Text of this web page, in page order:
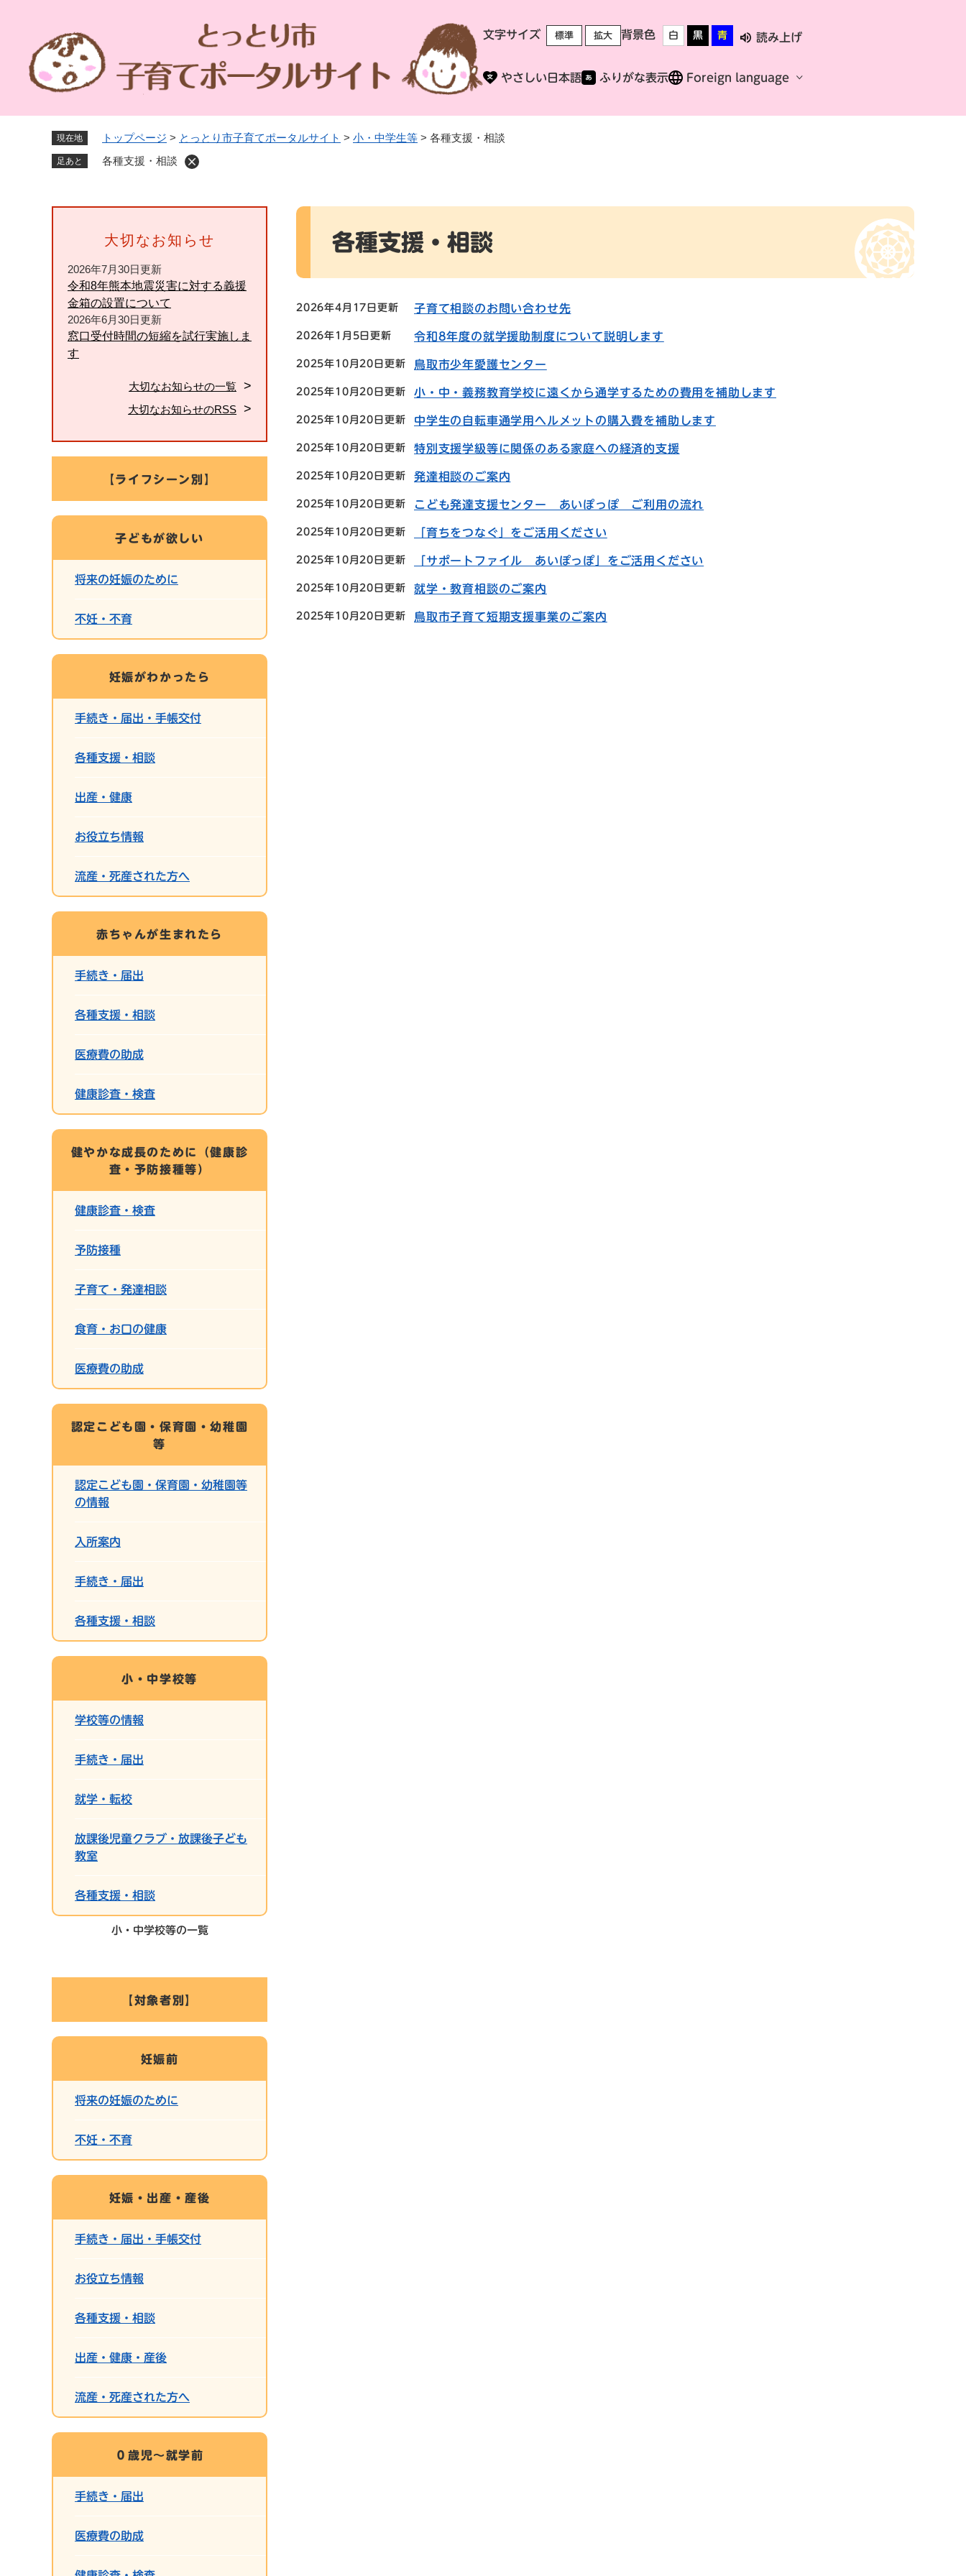
文字サイズ 標準 拡大 背景色 白 黒 青 読み上げ
やさしい日本語 ふりがな表示 Foreign language
現在地 トップページ > とっとり市子育てポータルサイト > 小・中学生等 > 各種支援・相談
足あと 各種支援・相談
本
各種支援・相談
2026年4月17日更新 子育て相談のお問い合わせ先
2026年1月5日更新 令和8年度の就学援助制度について説明します
2025年10月20日更新 鳥取市少年愛護センター
2025年10月20日更新 小・中・義務教育学校に遠くから通学するための費用を補助します
2025年10月20日更新 中学生の自転車通学用ヘルメットの購入費を補助します
2025年10月20日更新 特別支援学級等に関係のある家庭への経済的支援
2025年10月20日更新 発達相談のご案内
2025年10月20日更新 こども発達支援センター あいぽっぽ ご利用の流れ
2025年10月20日更新 「育ちをつなぐ」をご活用ください
2025年10月20日更新 「サポートファイル あいぽっぽ」をご活用ください
2025年10月20日更新 就学・教育相談のご案内
2025年10月20日更新 鳥取市子育て短期支援事業のご案内
大切なお知らせ
2026年7月30日更新
令和8年熊本地震災害に対する義援
金箱の設置について
2026年6月30日更新
窓口受付時間の短縮を試行実施しま
す
大切なお知らせの一覧
大切なお知らせのRSS
【ライフシーン別】
子どもが欲しい
将来の妊娠のために
不妊・不育
妊娠がわかったら
手続き・届出・手帳交付
各種支援・相談
出産・健康
お役立ち情報
流産・死産された方へ
赤ちゃんが生まれたら
手続き・届出
各種支援・相談
医療費の助成
健康診査・検査
健やかな成長のために（健康診
査・予防接種等）
健康診査・検査
予防接種
子育て・発達相談
食育・お口の健康
医療費の助成
認定こども園・保育園・幼稚園
等
認定こども園・保育園・幼稚園等
の情報
入所案内
手続き・届出
各種支援・相談
小・中学校等
学校等の情報
手続き・届出
就学・転校
放課後児童クラブ・放課後子ども
教室
各種支援・相談
小・中学校等の一覧
【対象者別】
妊娠前
将来の妊娠のために
不妊・不育
妊娠・出産・産後
手続き・届出・手帳交付
お役立ち情報
各種支援・相談
出産・健康・産後
流産・死産された方へ
０歳児～就学前
手続き・届出
医療費の助成